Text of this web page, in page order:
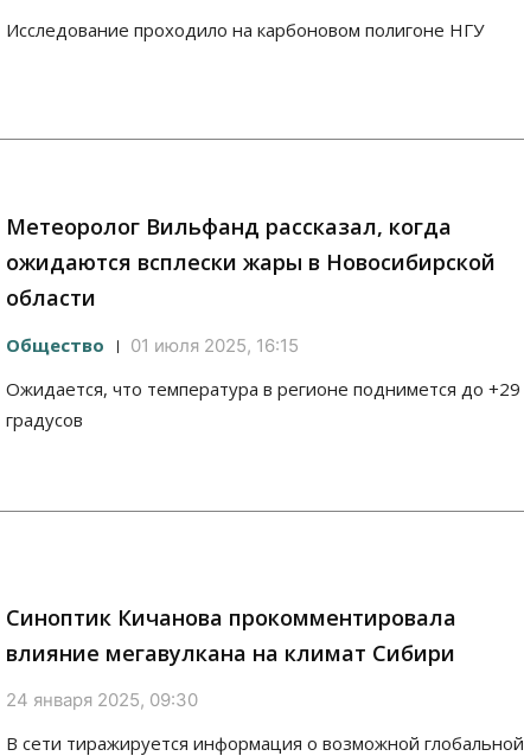
Исследование проходило на карбоновом полигоне НГУ
Метеоролог Вильфанд рассказал, когда
ожидаются всплески жары в Новосибирской
области
Общество 01 июля 2025, 16:15
Ожидается, что температура в регионе поднимется до +29
градусов
Синоптик Кичанова прокомментировала
влияние мегавулкана на климат Сибири
24 января 2025, 09:30
В сети тиражируется информация о возможной глобальной